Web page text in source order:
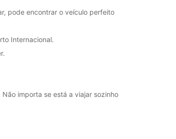
pode encontrar o veículo perfeito
Internacional.
importa se está a viajar sozinho